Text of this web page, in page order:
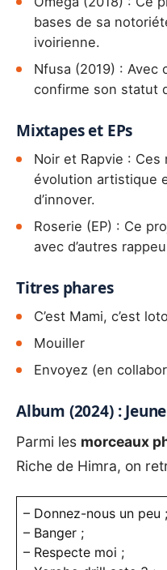
bases de sa
ivoirienne.
Nfusa (2019) : Avec
confirme son statut
Mixtapes et EPs
Noir et Rapvie :
évolution artistique
d’innover.
Roserie (EP) : Ce
avec d’autres
Titres phares
C’est Mami, c’est loto
Mouiller
Envoyez (en
Album (2024) :
Parmi les morceaux
Riche de Himra, on
– Donnez-nous un peu ;
– Banger ;
– Respecte moi ;